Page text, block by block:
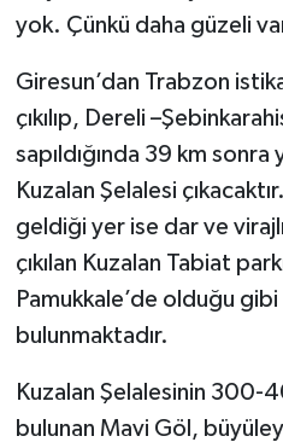
yok. Çünkü daha güzeli
Giresun’dan Trabzon
çıkılıp, Dereli
sapıldığında 39 km sonra
Kuzalan Şelalesi
geldiği yer ise dar ve
çıkılan Kuzalan Tabiat
Pamukkale’de olduğu
bulunmaktadır.
Kuzalan Şelalesinin 300-
bulunan Mavi Göl,